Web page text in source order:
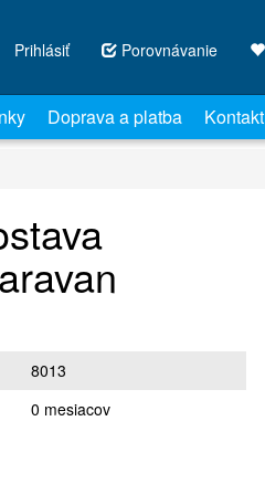
Porovnávanie
Prihlásiť
Doprava a platba Kontakt
8013
0 mesiacov